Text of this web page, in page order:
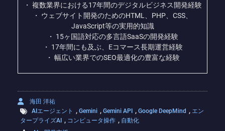
・ 複数業界における17年間のデジタルビジネス開発経験
・ ウェブサイト開発のためのHTML、PHP、CSS、
JavaScript等の実用的知識
・ 15ヶ国語対応の多言語SaaSの開発経験
・ 17年間にも及ぶ、Eコマース長期運営経験
・ 幅広い業界でのSEO最適化の豊富な経験
海田 洋祐
AIエージェント
, Gemini , Gemini API , Google DeepMind , エン
タープライズAI
, コンピュータ操作 , 自動化